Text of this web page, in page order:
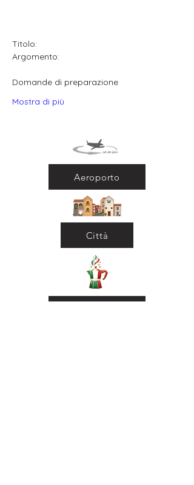
Titolo:
Argomento:
Domande di preparazione
Mostra di più
Aeroporto
Città